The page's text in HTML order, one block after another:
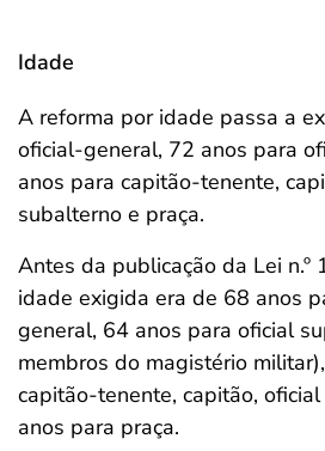
Idade
A reforma por idade passa a
oficial-general, 72 anos para
anos para capitão-tenente,
subalterno e praça.
Antes da publicação da Lei n.º
idade exigida era de 68 anos
general, 64 anos para oficial
membros do magistério
capitão-tenente, capitão,
anos para praça.